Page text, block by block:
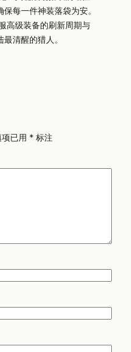
每一件神装落袋为安。
高级装备的刷新周期与
清醒的猎人。
项已用 * 标注